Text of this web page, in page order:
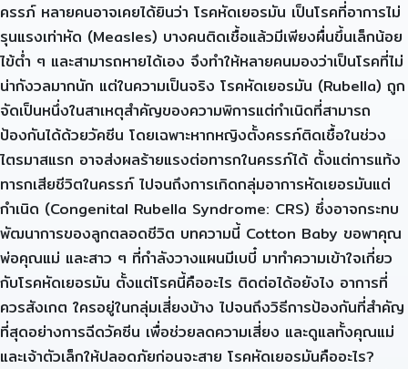
ครรภ์ หลายคนอาจเคยได้ยินว่า โรคหัดเยอรมัน เป็นโรคที่อาการไม่
รุนแรงเท่าหัด (Measles) บางคนติดเชื้อแล้วมีเพียงผื่นขึ้นเล็กน้อย
ไข้ต่ำ ๆ และสามารถหายได้เอง จึงทำให้หลายคนมองว่าเป็นโรคที่ไม่
น่ากังวลมากนัก แต่ในความเป็นจริง โรคหัดเยอรมัน (Rubella) ถูก
จัดเป็นหนึ่งในสาเหตุสำคัญของความพิการแต่กำเนิดที่สามารถ
ป้องกันได้ด้วยวัคซีน โดยเฉพาะหากหญิงตั้งครรภ์ติดเชื้อในช่วง
ไตรมาสแรก อาจส่งผลร้ายแรงต่อทารกในครรภ์ได้ ตั้งแต่การแท้ง
ทารกเสียชีวิตในครรภ์ ไปจนถึงการเกิดกลุ่มอาการหัดเยอรมันแต่
กำเนิด (Congenital Rubella Syndrome: CRS) ซึ่งอาจกระทบ
พัฒนาการของลูกตลอดชีวิต บทความนี้ Cotton Baby ขอพาคุณ
พ่อคุณแม่ และสาว ๆ ที่กำลังวางแผนมีเบบี๋ มาทำความเข้าใจเกี่ยว
กับโรคหัดเยอรมัน ตั้งแต่โรคนี้คืออะไร ติดต่อได้อยังไง อาการที่
ควรสังเกต ใครอยู่ในกลุ่มเสี่ยงบ้าง ไปจนถึงวิธีการป้องกันที่สำคัญ
ที่สุดอย่างการฉีดวัคซีน เพื่อช่วยลดความเสี่ยง และดูแลทั้งคุณแม่
และเจ้าตัวเล็กให้ปลอดภัยก่อนจะสาย โรคหัดเยอรมันคืออะไร?